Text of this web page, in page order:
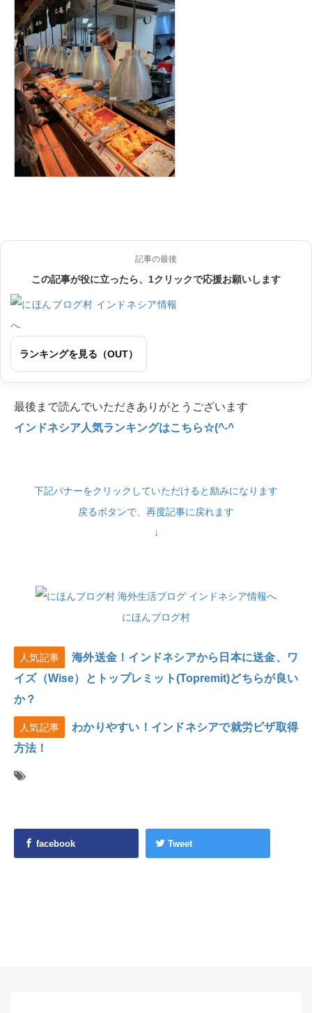
記事の最後
この記事が役に立ったら、1クリックで応援お願いします
ランキングを見る（OUT）
最後まで読んでいただきありがとうございます
インドネシア人気ランキングはこちら☆(^-^
下記バナーをクリックしていただけると励みになります
戻るボタンで、再度記事に戻れます
↓
にほんブログ村
人気記事
海外送金！インドネシアから日本に送金、ワ
イズ（Wise）とトップレミット(Topremit)どちらが良い
か？
人気記事
わかりやすい！インドネシアで就労ビザ取得
方法！
facebook Tweet